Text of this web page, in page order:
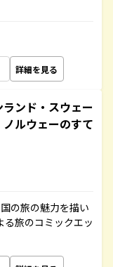
詳細を見る
ンド・スウェー
ルウェーのすて
の旅の魅力を描い
旅のコミックエッ